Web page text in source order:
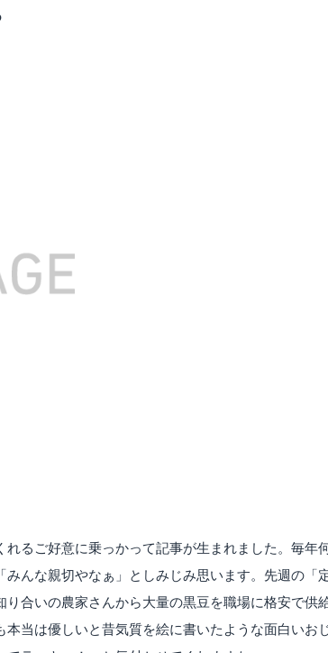
るご好意に乗っかって記事が生まれました。毎年
んな親切やなぁ」としみじみ思います。先週の「
合いの農家さんから大量の黒豆を職場に格安で供
当は優しいと昔気質を絵に書いたような面白いお